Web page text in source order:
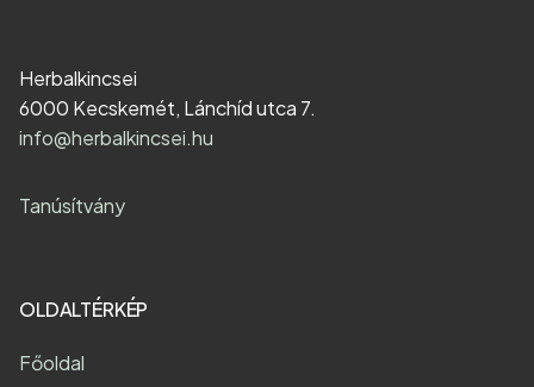
Herbalkincsei
6000 Kecskemét, Lánchíd utca 7.
info@herbalkincsei.hu
Tanúsítvány
OLDALTÉRKÉP
Főoldal